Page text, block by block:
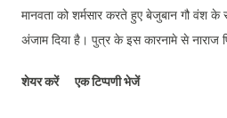
मानवता को शर्मसार करते हुए बेजुबान गौ वंश के
अंजाम दिया है। पुत्र के इस कारनामे से नाराज
पकड़ कर घर लाया और धारदार हथियार से
शेयर करें एक टिप्पणी भेजें